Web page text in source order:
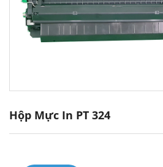
Hộp Mực In PT 324